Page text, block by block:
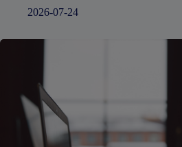
2026-07-24